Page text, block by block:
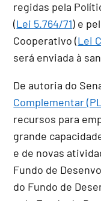
regidas pela
(Lei 5.764/71) e
Cooperativo (Lei
será enviada à
De autoria do
Complementar
recursos para
grande
e de novas
Fundo de
do Fundo de